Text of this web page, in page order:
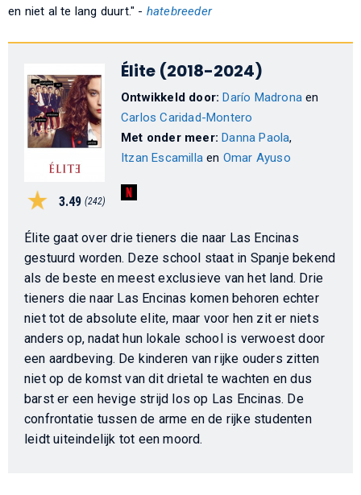
en niet al te lang duurt." - hatebreeder
3.49 (242)
Élite (2018-2024)
Ontwikkeld door:Darío Madrona en
Carlos Caridad-Montero
Met onder meer:Danna Paola,
Itzan Escamilla en Omar Ayuso
Élite gaat over drie tieners die naar Las Encinas
gestuurd worden. Deze school staat in Spanje bekend
als de beste en meest exclusieve van het land. Drie
tieners die naar Las Encinas komen behoren echter
niet tot de absolute elite, maar voor hen zit er niets
anders op, nadat hun lokale school is verwoest door
een aardbeving. De kinderen van rijke ouders zitten
niet op de komst van dit drietal te wachten en dus
barst er een hevige strijd los op Las Encinas. De
confrontatie tussen de arme en de rijke studenten
leidt uiteindelijk tot een moord.